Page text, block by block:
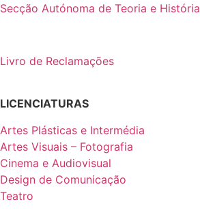
Secção Autónoma de Teoria e História
Livro de Reclamações
LICENCIATURAS
Artes Plásticas e Intermédia
Artes Visuais – Fotografia
Cinema e Audiovisual
Design de Comunicação
Teatro